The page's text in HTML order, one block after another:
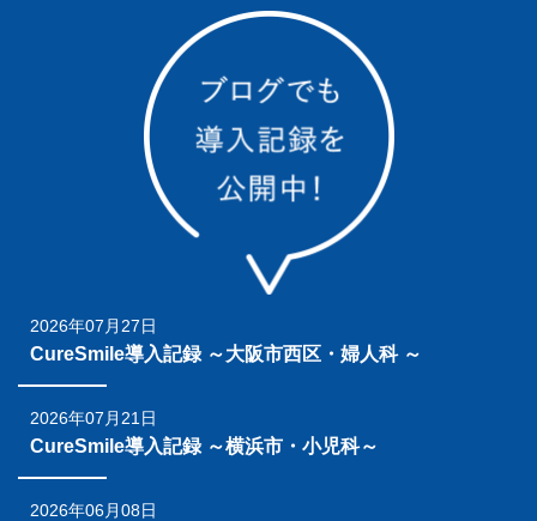
2026年07月27日
CureSmile導入記録 ～大阪市西区・婦人科 ～
2026年07月21日
CureSmile導入記録 ～横浜市・小児科～
2026年06月08日